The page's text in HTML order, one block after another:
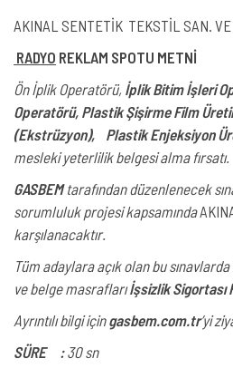
AKINAL SENTETİK TEKSTİL SAN. VE
RADYO REKLAM SPOTU METNİ
Ön İplik Operatörü, İplik Bitim İşleri
Operatörü, Plastik Şişirme Film
(Ekstrüzyon), Plastik Enjeksiyon
mesleki yeterlilik belgesi alma fırsatı.
GASBEMtarafından düzenlenecek
sorumluluk projesi kapsamında
karşılanacaktır.
Tüm adaylara açık olan bu sınavlarda
ve belge masraflarıİşsizlik Sigortası
Ayrıntılı bilgi içingasbem.com.tr’yi
SÜRE :30 sn